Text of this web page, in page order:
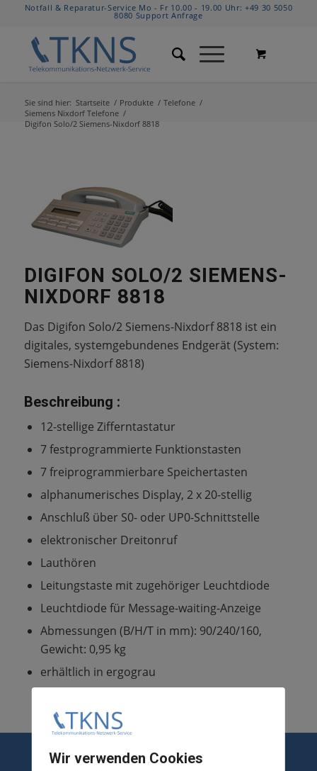
Notfall & Reparatur-Service Mo - Fr 10.00 - 19.00 Uhr:+49 30 5050
8080 Support Anfrage
Sie sind hier: Startseite / Produkte / Telefone /
Siemens Nixdorf Telefone /
Digifon Solo/2 Siemens-Nixdorf 8818
DIGIFON SOLO/2 SIEMENS-
NIXDORF 8818
Das Digifon Solo/2 Siemens-Nixdorf 8818 ist ein
digitales, systemgebundenes Endgerät (System:
Siemens-Nixdorf 8818)
Beschreibung :
12-stellige Zifferntastatur
7 festprogrammierte Funktionstasten
7 freiprogrammierbare Speichertasten
alphanumerisches Display, 2 x 20-stellig
Anschluß über S0- oder UP0-Schnittstelle
elektronischer Dreitonruf
Lauthören
Leitungstaste mit zugehöriger Leuchtdiode
Leuchtdiode für Message-waiting-Anzeige
Abmessungen (B/H/T in mm): 90/240/160,
Gewicht: 0,95 kg
erhältlich in ergograu
Wir verwenden Cookies